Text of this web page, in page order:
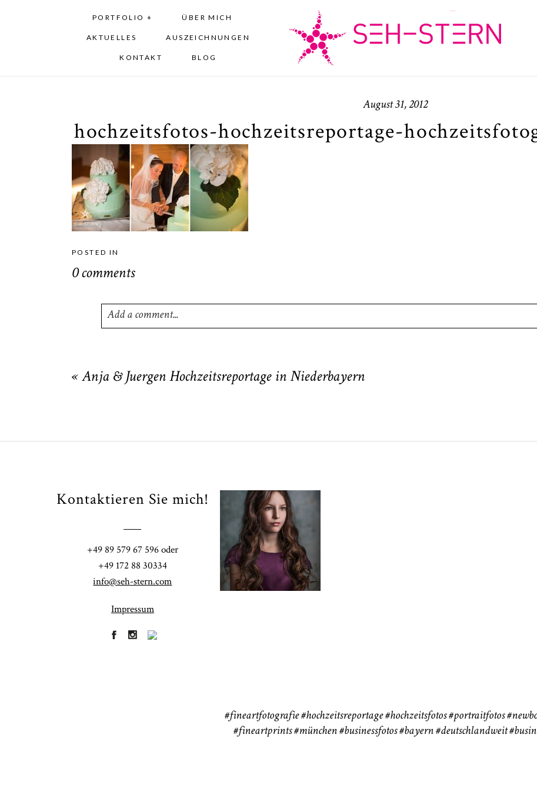
PORTFOLIO + ÜBER MICH
AKTUELLES AUSZEICHNUNGEN
KONTAKT BLOG
August 31, 2012
hochzeitsfotos-hochzeitsreportage-
POSTED IN
0 comments
Add a comment...
« Anja & Juergen Hochzeitsreportage in Niederbayern
Kontaktieren Sie mich!
+49 89 579 67 596 oder
+49 172 88 30334
info@seh-stern.com
Impressum
Fineart
41
#fineartfotografie #hochzeitsreportage #hochzeitsfotos #portraitfotos
#fineartprints#münchen#businessfotos#bayern #deutschlandweit